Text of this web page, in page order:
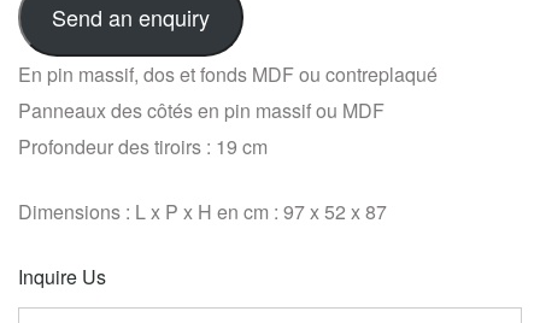
Send an enquiry
En pin massif, dos et fonds MDF ou contreplaqué
Panneaux des côtés en pin massif ou MDF
Profondeur des tiroirs : 19 cm
Dimensions : L x P x H en cm : 97 x 52 x 87
Inquire Us